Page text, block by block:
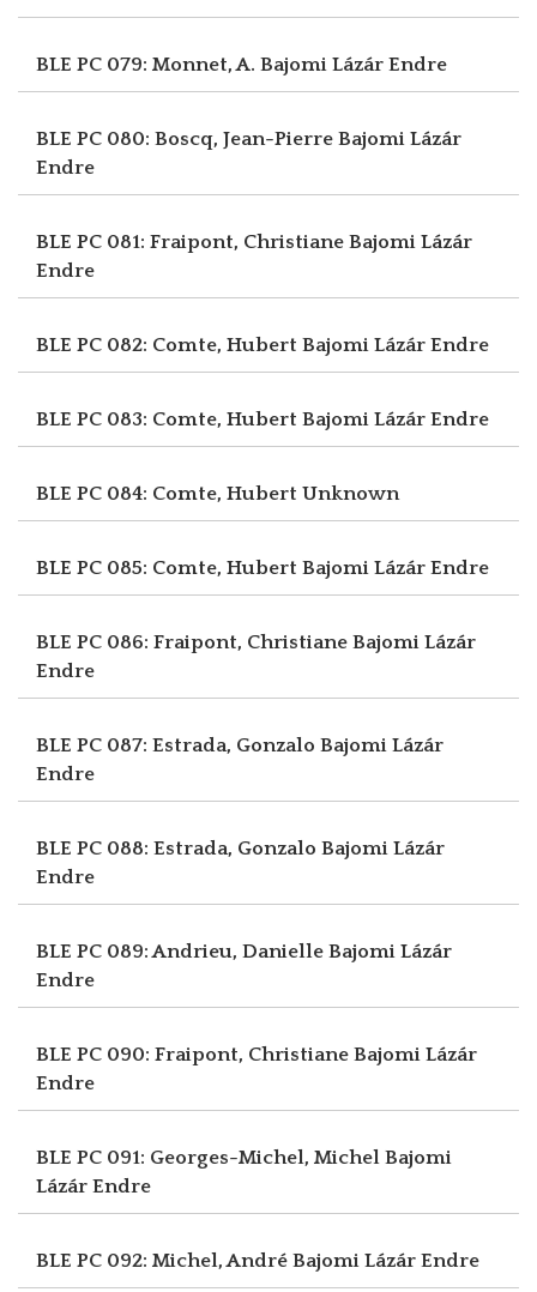
BLE PC 079: Monnet, A. Bajomi Lázár Endre
BLE PC 080: Boscq, Jean-Pierre Bajomi Lázár
Endre
BLE PC 081: Fraipont, Christiane Bajomi Lázár
Endre
BLE PC 082: Comte, Hubert Bajomi Lázár Endre
BLE PC 083: Comte, Hubert Bajomi Lázár Endre
BLE PC 084: Comte, Hubert Unknown
BLE PC 085: Comte, Hubert Bajomi Lázár Endre
BLE PC 086: Fraipont, Christiane Bajomi Lázár
Endre
BLE PC 087: Estrada, Gonzalo Bajomi Lázár
Endre
BLE PC 088: Estrada, Gonzalo Bajomi Lázár
Endre
BLE PC 089: Andrieu, Danielle Bajomi Lázár
Endre
BLE PC 090: Fraipont, Christiane Bajomi Lázár
Endre
BLE PC 091: Georges-Michel, Michel Bajomi
Lázár Endre
BLE PC 092: Michel, André Bajomi Lázár Endre